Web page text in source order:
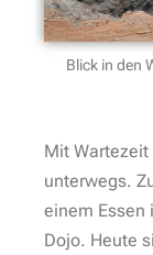
Blick in den
Mit
unterwegs.
einem Essen
Dojo. Heute